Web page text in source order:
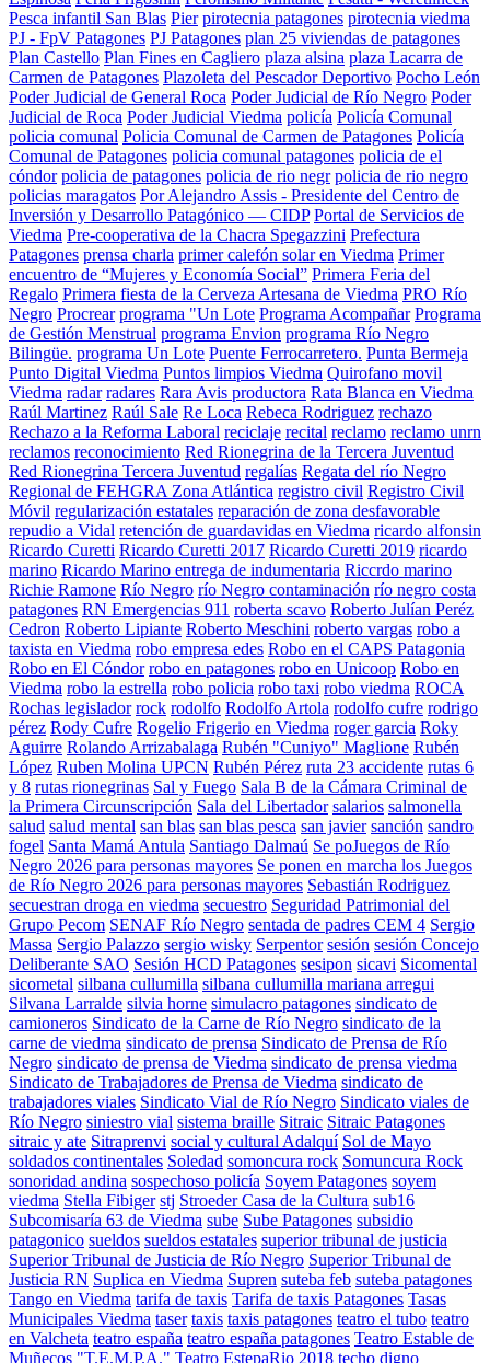
Pesca infantil San Blas Pier pirotecnia patagones pirotecnia viedma
PJ - FpV Patagones PJ Patagones plan 25 viviendas de patagones
Plan Castello Plan Fines en Cagliero plaza alsina plaza Lacarra de
Carmen de Patagones Plazoleta del Pescador Deportivo Pocho León
Poder Judicial de General Roca Poder Judicial de Río Negro Poder
Judicial de Roca Poder Judicial Viedma policía Policía Comunal
policia comunal Policia Comunal de Carmen de Patagones Policía
Comunal de Patagones policia comunal patagones policia de el
cóndor policia de patagones policia de rio negr policia de rio negro
policias maragatos Por Alejandro Assis - Presidente del Centro de
Inversión y Desarrollo Patagónico — CIDP Portal de Servicios de
Viedma Pre-cooperativa de la Chacra Spegazzini Prefectura
Patagones prensa charla primer calefón solar en Viedma Primer
encuentro de “Mujeres y Economía Social” Primera Feria del
Regalo Primera fiesta de la Cerveza Artesana de Viedma PRO Río
Negro Procrear programa "Un Lote Programa Acompañar Programa
de Gestión Menstrual programa Envion programa Río Negro
Bilingüe. programa Un Lote Puente Ferrocarretero. Punta Bermeja
Punto Digital Viedma Puntos limpios Viedma Quirofano movil
Viedma radar radares Rara Avis productora Rata Blanca en Viedma
Raúl Martinez Raúl Sale Re Loca Rebeca Rodriguez rechazo
Rechazo a la Reforma Laboral reciclaje recital reclamo reclamo unrn
reclamos reconocimiento Red Rionegrina de la Tercera Juventud
Red Rionegrina Tercera Juventud regalías Regata del río Negro
Regional de FEHGRA Zona Atlántica registro civil Registro Civil
Móvil regularización estatales reparación de zona desfavorable
repudio a Vidal retención de guardavidas en Viedma ricardo alfonsin
Ricardo Curetti Ricardo Curetti 2017 Ricardo Curetti 2019 ricardo
marino Ricardo Marino entrega de indumentaria Riccrdo marino
Richie Ramone Río Negro río Negro contaminación río negro costa
patagones RN Emergencias 911 roberta scavo Roberto Julían Peréz
Cedron Roberto Lipiante Roberto Meschini roberto vargas robo a
taxista en Viedma robo empresa edes Robo en el CAPS Patagonia
Robo en El Cóndor robo en patagones robo en Unicoop Robo en
Viedma robo la estrella robo policia robo taxi robo viedma ROCA
Rochas legislador rock rodolfo Rodolfo Artola rodolfo cufre rodrigo
pérez Rody Cufre Rogelio Frigerio en Viedma roger garcia Roky
Aguirre Rolando Arrizabalaga Rubén "Cuniyo" Maglione Rubén
López Ruben Molina UPCN Rubén Pérez ruta 23 accidente rutas 6
y 8 rutas rionegrinas Sal y Fuego Sala B de la Cámara Criminal de
la Primera Circunscripción Sala del Libertador salarios salmonella
salud salud mental san blas san blas pesca san javier sanción sandro
fogel Santa Mamá Antula Santiago Dalmaú Se poJuegos de Río
Negro 2026 para personas mayores Se ponen en marcha los Juegos
de Río Negro 2026 para personas mayores Sebastián Rodriguez
secuestran droga en viedma secuestro Seguridad Patrimonial del
Grupo Pecom SENAF Río Negro sentada de padres CEM 4 Sergio
Massa Sergio Palazzo sergio wisky Serpentor sesión sesión Concejo
Deliberante SAO Sesión HCD Patagones sesipon sicavi Sicomental
sicometal silbana cullumilla silbana cullumilla mariana arregui
Silvana Larralde silvia horne simulacro patagones sindicato de
camioneros Sindicato de la Carne de Río Negro sindicato de la
carne de viedma sindicato de prensa Sindicato de Prensa de Río
Negro sindicato de prensa de Viedma sindicato de prensa viedma
Sindicato de Trabajadores de Prensa de Viedma sindicato de
trabajadores viales Sindicato Vial de Río Negro Sindicato viales de
Río Negro siniestro vial sistema braille Sitraic Sitraic Patagones
sitraic y ate Sitraprenvi social y cultural Adalquí Sol de Mayo
soldados continentales Soledad somoncura rock Somuncura Rock
sonoridad andina sospechoso policía Soyem Patagones soyem
viedma Stella Fibiger stj Stroeder Casa de la Cultura sub16
Subcomisaría 63 de Viedma sube Sube Patagones subsidio
patagonico sueldos sueldos estatales superior tribunal de justicia
Superior Tribunal de Justicia de Río Negro Superior Tribunal de
Justicia RN Suplica en Viedma Supren suteba feb suteba patagones
Tango en Viedma tarifa de taxis Tarifa de taxis Patagones Tasas
Municipales Viedma taser taxis taxis patagones teatro el tubo teatro
en Valcheta teatro españa teatro españa patagones Teatro Estable de
Muñecos "T.E.M.P.A." Teatro EstepaRio 2018 techo digno